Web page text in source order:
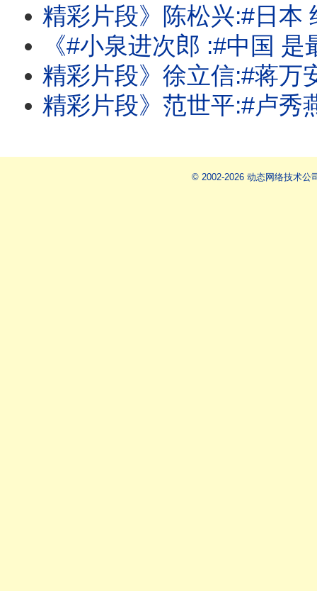
精彩片段》陈松兴:#日本 经济
《#小泉进次郎 :#中国 是最大威胁!#蒋万安 市府千疮百孔!三大
精彩片段》徐立信:#蒋万安 也
精彩片段》范世平:#卢秀燕 把责
© 2002-2026 动态网络技术公